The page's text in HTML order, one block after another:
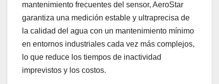
mantenimiento frecuentes del sensor, AeroStar
garantiza una medición estable y ultraprecisa de
la calidad del agua con un mantenimiento mínimo
en entornos industriales cada vez más complejos,
lo que reduce los tiempos de inactividad
imprevistos y los costos.